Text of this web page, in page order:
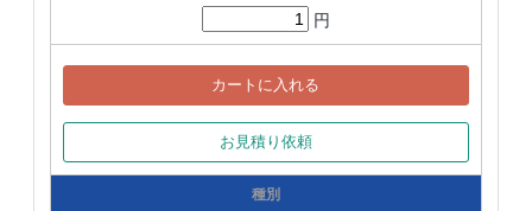
円
カートに入れる
お見積り依頼